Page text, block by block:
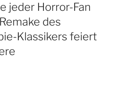
jeder Horror-Fan
des
Klassikers feiert